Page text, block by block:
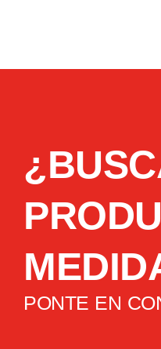
PONTE EN